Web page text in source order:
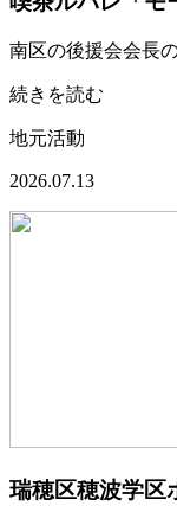
南区の後援会会長
続きを読む
地元活動
2026.07.13
瑞穂区穂波学区